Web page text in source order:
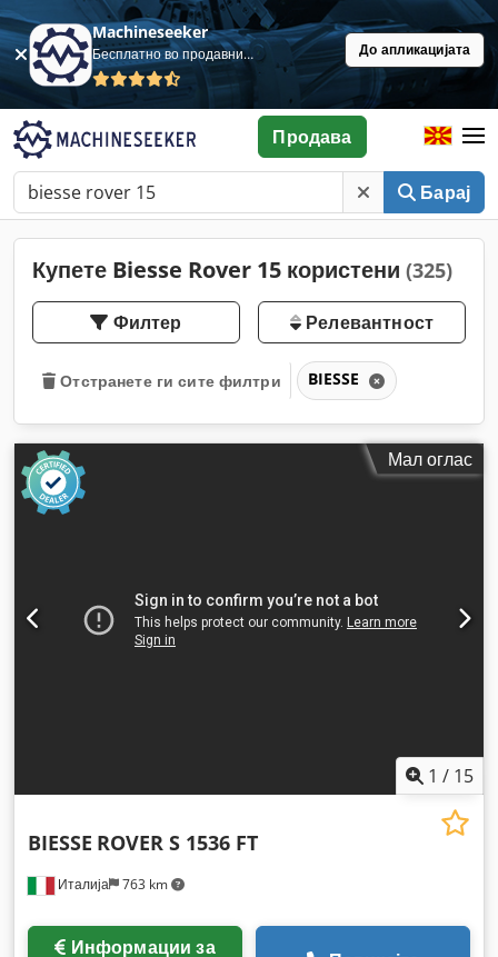
Machineseeker
Бесплатно во продавница До апликацијата
Барај
Продава
Купете Biesse Rover 15 користени (325)
Филтер Релевантност
Отстранете ги сите филтри BIESSE
Мал оглас
1 / 15
Италија 763 km
BIESSE ROVER S 1536 FT